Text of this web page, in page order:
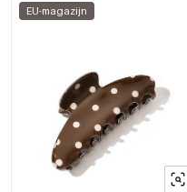
EU-magazijn